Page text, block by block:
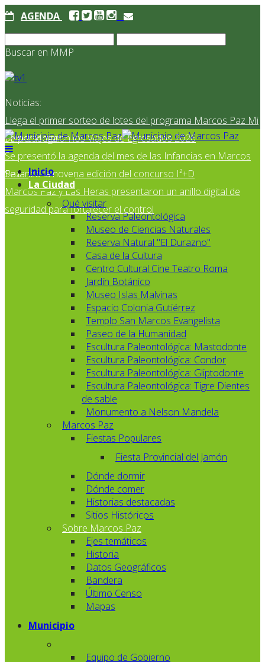
AGENDA
Buscar en MMP
Noticias:
Llega el primer sorteo de lotes del programa Marcos Paz Mi
Primer Hogar
Se presentaron los Viajes de Egresados 2026
Se presentó la agenda del mes de las Infancias en Marcos
Paz
Se lanzó la novena edición del concurso I²+D
Marcos Paz y Las Heras presentaron un anillo digital de
seguridad para fortalecer el control
Inicio
La Ciudad
Qué visitar
Reserva Paleontológica
Museo de Ciencias Naturales
Reserva Natural "El Durazno"
Casa de la Cultura
Centro Cultural Cine Teatro Roma
Jardín Botánico
Museo Islas Malvinas
Espacio Colonia Gutiérrez
Templo San Marcos Evangelista
Paseo de la Humanidad
Escultura Paleontológica: Mastodonte
Escultura Paleontológica: Condor
Escultura Paleontológica: Gliptodonte
Escultura Paleontológica: Tigre Dientes
de sable
Monumento a Nelson Mandela
Marcos Paz
Fiestas Populares
Fiesta Provincial del Jamón
Dónde dormir
Dónde comer
Historias destacadas
Sitios Históricos
Sobre Marcos Paz
Ejes temáticos
Historia
Datos Geográficos
Bandera
Último Censo
Mapas
Municipio
Equipo de Gobierno